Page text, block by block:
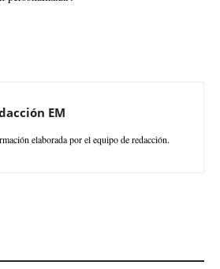
EM
elaborada por el equipo de redacción.